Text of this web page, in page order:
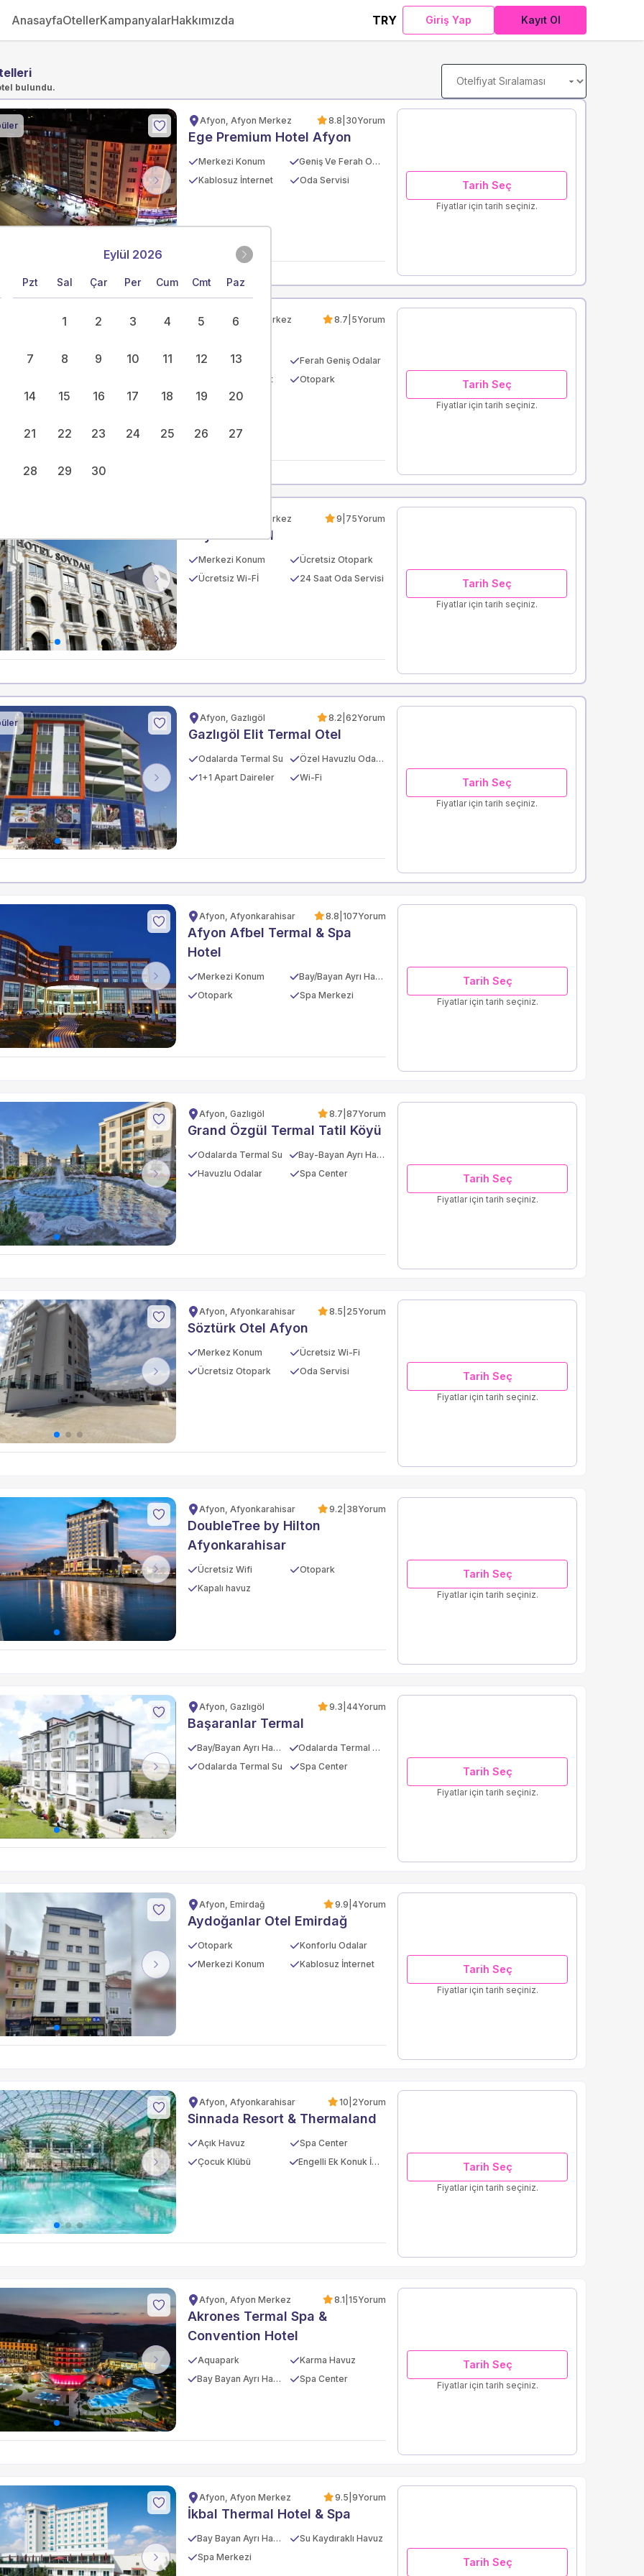
AnasayfaOtellerKampanyalarHakkımızda TRY Giriş Yap Kayıt Ol
Eylül 2026
Pzt Sal Çar Per Cum Cmt Paz
1 2 3 4 5 6
7 8 9 10 11 12 13
14 15 16 17 18 19 20
21 22 23 24 25 26 27
28 29 30
bulundu.
Next
Afyon, Afyon Merkez 8.8 30Yorum
Ege Premium Hotel Afyon
Merkezi Konum
Geniş Ve Ferah Odalar
Kablosuz İnternet
Oda Servisi
Fiyatlar için tarih seçiniz.
Tarih Seç
Afyon, Afyon Merkez 8.7 5Yorum
Merkezi Konum
Ferah Geniş Odalar
Kablosuz İnternet
Otopark
Fiyatlar için tarih seçiniz.
Tarih Seç
Next
Afyon, Afyon Merkez 9 75Yorum
Soydan Hotel
Merkezi Konum
Ücretsiz Otopark
Ücretsiz Wi-Fİ
24 Saat Oda Servisi
Fiyatlar için tarih seçiniz.
Tarih Seç
Next
Afyon, Gazlıgöl 8.2 62Yorum
Gazlıgöl Elit Termal Otel
Odalarda Termal Su
Özel Havuzlu Odalar
1+1 Apart Daireler
Wi-Fi
Fiyatlar için tarih seçiniz.
Tarih Seç
Next
Afyon, Afyonkarahisar 8.8 107Yorum
Afyon Afbel Termal & Spa
Hotel
Merkezi Konum
Bay/Bayan Ayrı Havuz
Otopark
Spa Merkezi
Fiyatlar için tarih seçiniz.
Tarih Seç
Next
Afyon, Gazlıgöl 8.7 87Yorum
Grand Özgül Termal Tatil Köyü
Odalarda Termal Su
Bay-Bayan Ayrı Havuzlar
Havuzlu Odalar
Spa Center
Fiyatlar için tarih seçiniz.
Tarih Seç
Next
Afyon, Afyonkarahisar 8.5 25Yorum
Söztürk Otel Afyon
Merkez Konum
Ücretsiz Wi-Fi
Ücretsiz Otopark
Oda Servisi
Fiyatlar için tarih seçiniz.
Tarih Seç
Next
Afyon, Afyonkarahisar 9.2 38Yorum
DoubleTree by Hilton
Afyonkarahisar
Ücretsiz Wifi
Otopark
Kapalı havuz
Fiyatlar için tarih seçiniz.
Tarih Seç
Next
Afyon, Gazlıgöl 9.3 44Yorum
Başaranlar Termal
Bay/Bayan Ayrı Havuz
Odalarda Termal Havuz
Odalarda Termal Su
Spa Center
Fiyatlar için tarih seçiniz.
Tarih Seç
Next
Afyon, Emirdağ 9.9 4Yorum
Aydoğanlar Otel Emirdağ
Otopark
Konforlu Odalar
Merkezi Konum
Kablosuz İnternet
Fiyatlar için tarih seçiniz.
Tarih Seç
Next
Afyon, Afyonkarahisar 10 2Yorum
Sinnada Resort & Thermaland
Açık Havuz
Spa Center
Çocuk Klübü
Engelli Ek Konuk İmkanlar
Fiyatlar için tarih seçiniz.
Tarih Seç
Next
Afyon, Afyon Merkez 8.1 15Yorum
Akrones Termal Spa &
Convention Hotel
Aquapark
Karma Havuz
Bay Bayan Ayrı Havuz
Spa Center
Fiyatlar için tarih seçiniz.
Tarih Seç
Next
Afyon, Afyon Merkez 9.5 9Yorum
İkbal Thermal Hotel & Spa
Bay Bayan Ayrı Havuz
Su Kaydıraklı Havuz
Spa Merkezi
Tarih Seç